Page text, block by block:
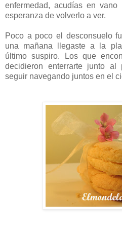
enfermedad, acudías en
esperanza de volverlo a ver.
Poco a poco el desconsuelo
una mañana llegaste a la
último suspiro. Los que
decidieron enterrarte junto
seguir navegando juntos en el